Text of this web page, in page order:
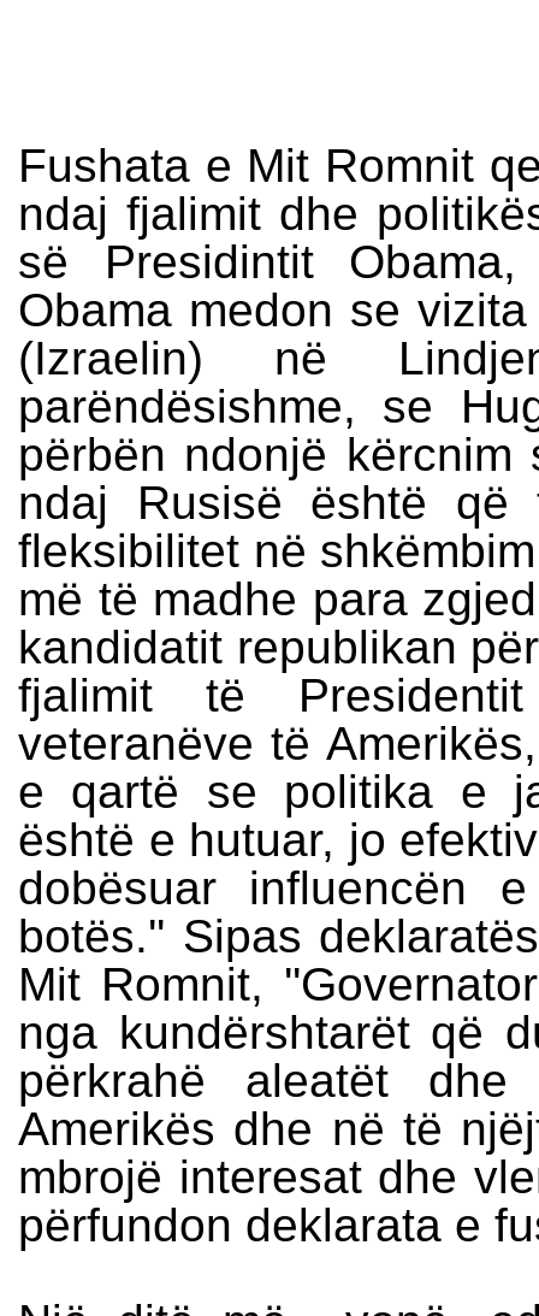
Fushata e Mit Romnit
ndaj fjalimit dhe
së Presidintit
Obama medon se
(Izraelin) në
parëndësishme, se
përbën ndonjë
ndaj Rusisë është që
fleksibilitet në
më të madhe para
kandidatit republikan
fjalimit të
veteranëve të
e qartë se politika e
është e hutuar, jo
dobësuar influencën
botës.'' Sipas
Mit Romnit,
nga kundërshtarët që
përkrahë aleatët
Amerikës dhe në të
mbrojë interesat dhe
përfundon deklarata e